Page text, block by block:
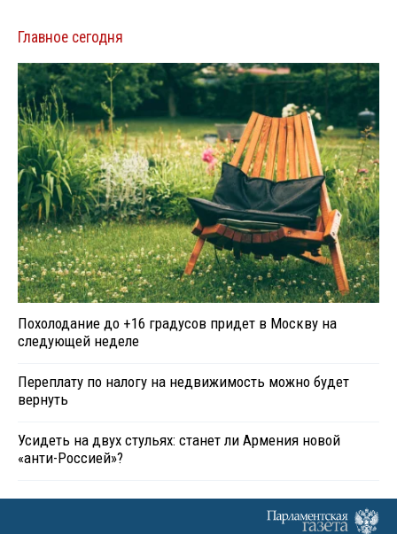
Главное сегодня
Похолодание до +16 градусов придет в Москву на
следующей неделе
Переплату по налогу на недвижимость можно будет
вернуть
Усидеть на двух стульях: станет ли Армения новой
«анти-Россией»?